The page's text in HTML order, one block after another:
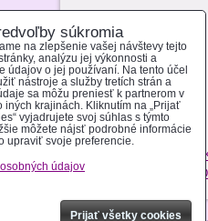
O NAKUPOVANÍ:
REGISTROVAŤ SA
AKO NAKUPOVAŤ
MOŽNOSTI PLATBY
MOŽNOSTI DOPRAVY
POŠTOVÉ NÁKLADY
OBCHODNÉ
REKLAMAČNÝ
súkromia
na zlepšenie vašej návštevy tejto
analýzu jej výkonnosti a
údajov o jej používaní. Na tento účel
nástroje a služby tretích strán a
sa môžu preniesť k partnerom v
iných krajinách. Kliknutím na „Prijať
vyjadrujete svoj súhlas s týmto
môžete nájsť podrobné informácie
upraviť svoje preferencie.
údajov
Prijať všetky cookies